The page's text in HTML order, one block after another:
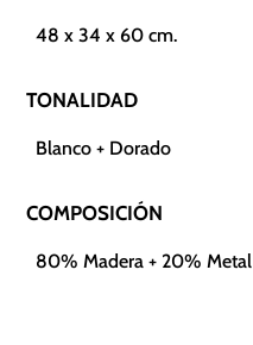
48 x 34 x 60 cm.
TONALIDAD
Blanco + Dorado
COMPOSICIÓN
80% Madera + 20% Metal